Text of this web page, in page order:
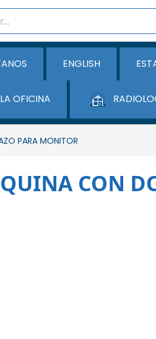
ENGLISH
OFICINA
PARA MONITOR
CON